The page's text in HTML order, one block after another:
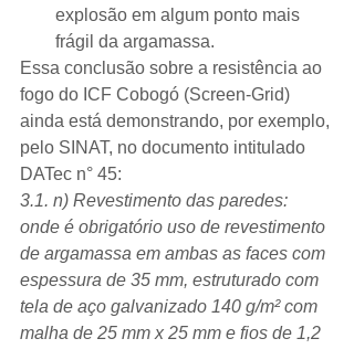
explosão em algum ponto mais
frágil da argamassa.
Essa conclusão sobre a resistência ao
fogo do ICF Cobogó (Screen-Grid)
ainda está demonstrando, por exemplo,
pelo SINAT, no documento intitulado
DATec n° 45:
3.1. n) Revestimento das paredes:
onde é obrigatório uso de revestimento
de argamassa em ambas as faces com
espessura de 35 mm, estruturado com
tela de aço galvanizado 140 g/m² com
malha de 25 mm x 25 mm e fios de 1,2